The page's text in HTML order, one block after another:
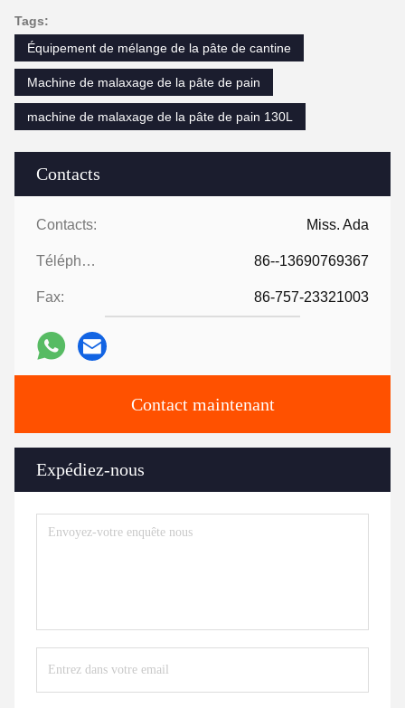
Contacts
Contacts: Miss. Ada
Téléphone: 86--13690769367
Fax: 86-757-23321003
Contact maintenant
Expédiez-nous
Tags:
Équipement de mélange de la pâte de cantine
Machine de malaxage de la pâte de pain
machine de malaxage de la pâte de pain 130L